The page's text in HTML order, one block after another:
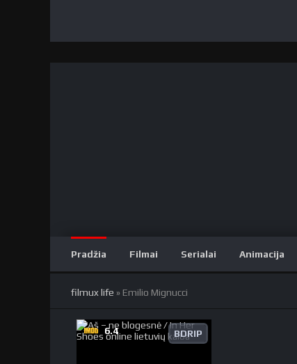
Pradžia Filmai Serialai Animacija
filmux life » Emilio Mignucci
BDRIP
6.4